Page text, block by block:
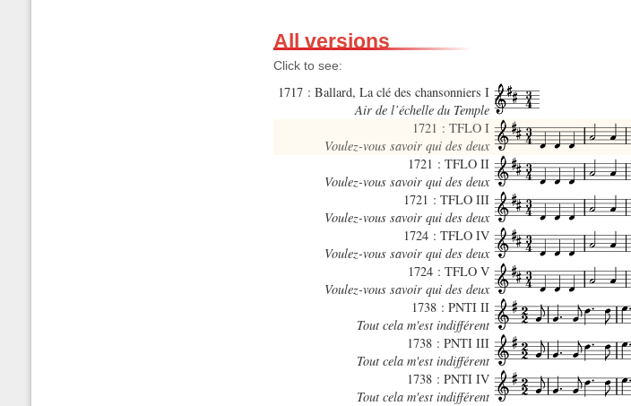
All versions
Click to see:
1717 : Ballard, La clé des chansonniers I
Air de l’échelle du Temple
1721 : TFLO I
Voulez-vous savoir qui des deux
1721 : TFLO II
Voulez-vous savoir qui des deux
1721 : TFLO III
Voulez-vous savoir qui des deux
1724 : TFLO IV
Voulez-vous savoir qui des deux
1724 : TFLO V
Voulez-vous savoir qui des deux
1738 : PNTI II
Tout cela m'est indifférent
1738 : PNTI III
Tout cela m'est indifférent
1738 : PNTI IV
Tout cela m'est indifférent